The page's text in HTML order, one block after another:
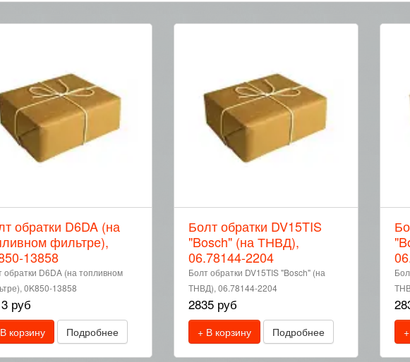
обратки D6DA (на
фильтре),
13858
обратки D6DA (на топливном
0K850-13858
руб
корзину Подробнее
Болт обратки DV15TIS
"Bosch" (на ТНВД),
06.78144-2204
Болт обратки DV15TIS "Bosch" (на
ТНВД), 06.78144-2204
2835 руб
+ В корзину Подробнее